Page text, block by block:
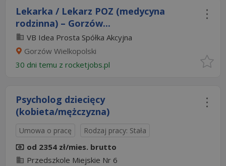
Lekarka / Lekarz POZ (medycyna
rodzinna) – Gorzów...
VB Idea Prosta Spółka Akcyjna
Gorzów Wielkopolski
30 dni temu z rocketjobs.pl
Psycholog dziecięcy
(kobieta/mężczyzna)
Umowa o pracę Rodzaj pracy: Stała
od 2354 zł/mies. brutto
Przedszkole Miejskie Nr 6